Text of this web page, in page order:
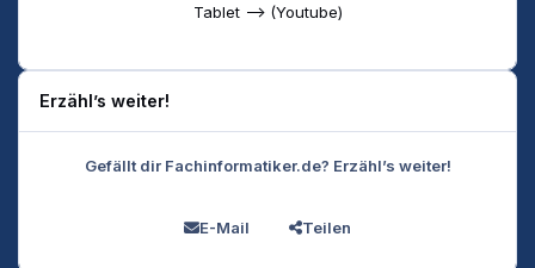
Tablet --> (Youtube)
Erzähl’s weiter!
Gefällt dir Fachinformatiker.de? Erzähl’s weiter!
E-Mail Teilen